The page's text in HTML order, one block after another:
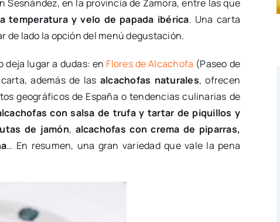
en la provincia de Zamora, entre las que
temperatura y velo de papada ibérica. Una carta
de lado la opción del menú degustación.
deja lugar a dudas: en Flores de Alcachofa (Paseo de
además de las alcachofas naturales, ofrecen
geográficos de España o tendencias culinarias de
con salsa de trufa y tartar de piquillos y
de jamón, alcachofas con crema de piparras,
… En resumen, una gran variedad que vale la pena